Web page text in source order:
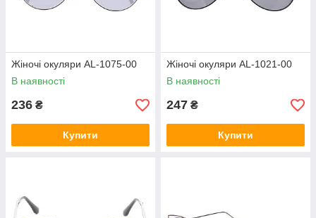
Жіночі окуляри AL-1075-00
В наявності
236 ₴
Купити
Жіночі окуляри AL-1021-00
В наявності
247 ₴
Купити